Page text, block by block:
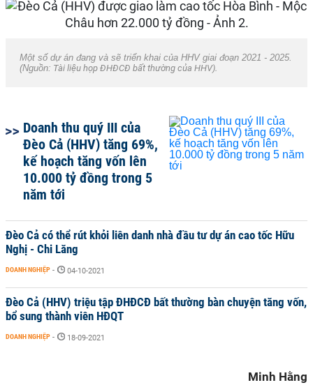
Một số dự án đang và sẽ triển khai của HHV giai đoạn 2021 - 2025.
(Nguồn: Tài liệu họp ĐHĐCĐ bất thường của HHV).
Doanh thu quý III của
Đèo Cả (HHV) tăng 69%,
kế hoạch tăng vốn lên
10.000 tỷ đồng trong 5
năm tới
Đèo Cả có thể rút khỏi liên danh nhà đầu tư dự án cao tốc Hữu
Nghị - Chi Lăng
DOANH NGHIỆP - 04-10-2021
Đèo Cả (HHV) triệu tập ĐHĐCĐ bất thường bàn chuyện tăng vốn,
bổ sung thành viên HĐQT
DOANH NGHIỆP - 18-09-2021
Minh Hằng